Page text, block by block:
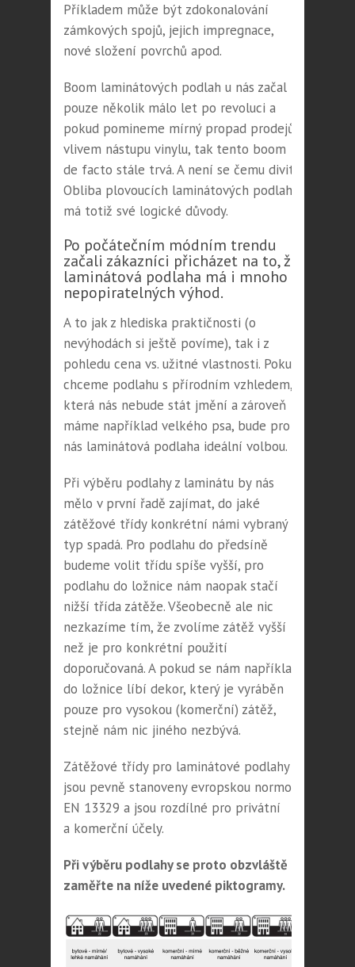
Příkladem může být zdokonalování
zámkových spojů, jejich impregnace,
nové složení povrchů apod.
Boom laminátových podlah u nás začal
pouze několik málo let po revoluci a
pokud pomineme mírný propad prodejů
vlivem nástupu vinylu, tak tento boom
de facto stále trvá. A není se čemu divit.
Obliba plovoucích laminátových podlah
má totiž své logické důvody.
Po počátečním módním trendu
začali zákazníci přicházet na to, že
laminátová podlaha má i mnoho
nepopiratelných výhod.
A to jak z hlediska praktičnosti (o
nevýhodách si ještě povíme), tak i z
pohledu cena vs. užitné vlastnosti. Pokud
chceme podlahu s přírodním vzhledem,
která nás nebude stát jmění a zároveň
máme například velkého psa, bude pro
nás laminátová podlaha ideální volbou.
Při výběru podlahy z laminátu by nás
mělo v první řadě zajímat, do jaké
zátěžové třídy konkrétní námi vybraný
typ spadá. Pro podlahu do předsíně
budeme volit třídu spíše vyšší, pro
podlahu do ložnice nám naopak stačí
nižší třída zátěže. Všeobecně ale nic
nezkazíme tím, že zvolíme zátěž vyšší
než je pro konkrétní použití
doporučovaná. A pokud se nám například
do ložnice líbí dekor, který je vyráběn
pouze pro vysokou (komerční) zátěž,
stejně nám nic jiného nezbývá.
Zátěžové třídy pro laminátové podlahy
jsou pevně stanoveny evropskou normou
EN 13329 a jsou rozdílné pro privátní
a komerční účely.
Při výběru podlahy se proto obzvláště
zaměřte na níže uvedené piktogramy.